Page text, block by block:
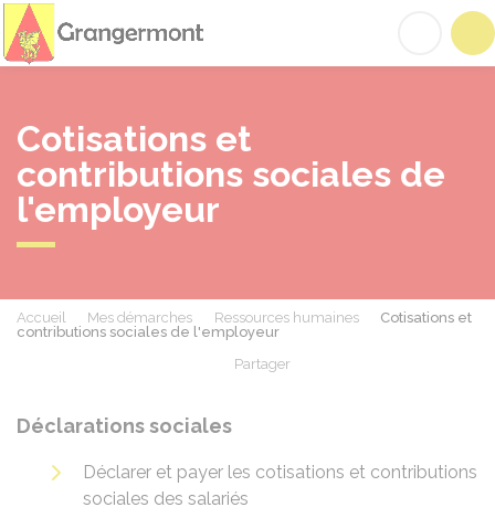
Cotisations et
contributions sociales de
l'employeur
Accueil Mes démarches Ressources humaines
Cotisations et
contributions sociales de l'employeur
Partager
Déclarations sociales
Déclarer et payer les cotisations et contributions
sociales des salariés